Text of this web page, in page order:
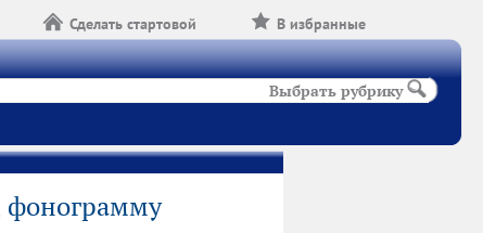
В избранные
Сделать стартовой
Выбрать рубрику
фонограмму